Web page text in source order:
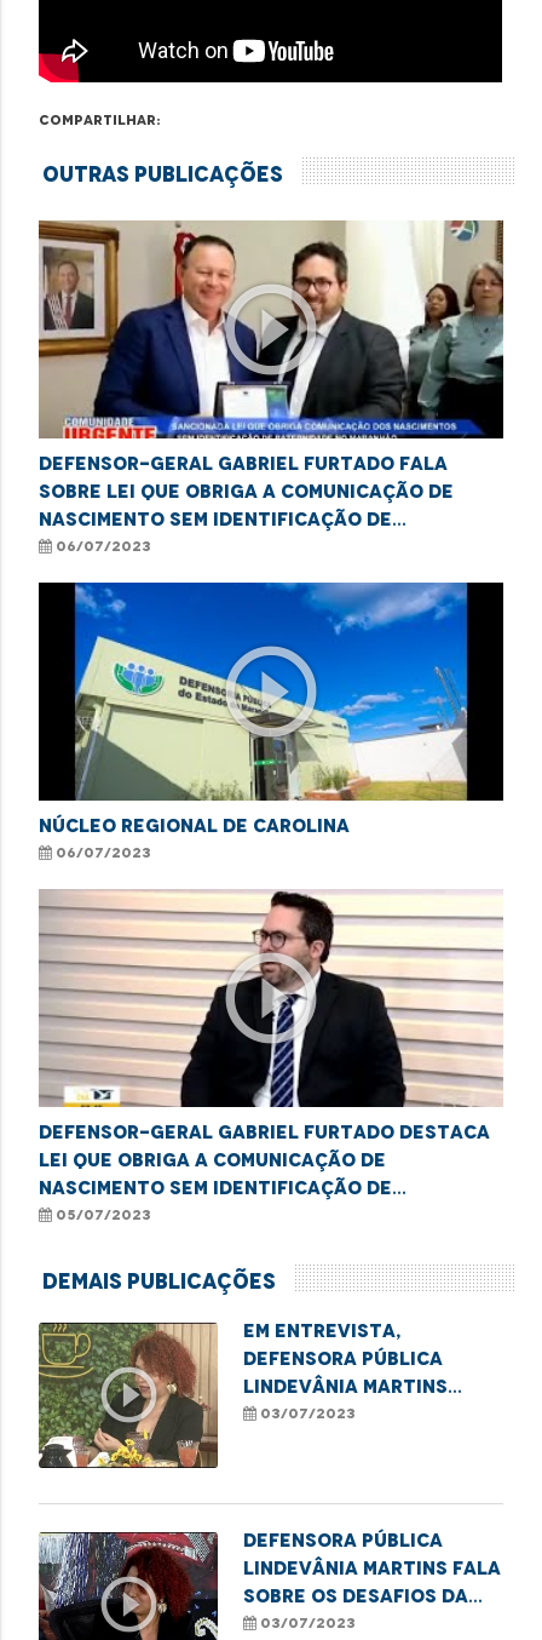
Compartilhar:
Outras Publicações
play_circle_outline
Defensor-Geral Gabriel Furtado fala
sobre lei que obriga a comunicação de
nascimento sem identificação de
paternidade à DPE
06/07/2023
play_circle_outline
NÚCLEO REGIONAL DE CAROLINA
06/07/2023
play_circle_outline
Defensor-Geral Gabriel Furtado destaca
lei que obriga a comunicação de
nascimento sem identificação de
paternidade à Defensoria Pública do
05/07/2023
Demais Publicações
play_circle_outline
Em entrevista,
defensora pública
Lindevânia Martins
destaca a importância
03/07/2023
play_circle_outline
Defensora pública
Lindevânia Martins fala
sobre os desafios da
população LGBTQIA+
03/07/2023